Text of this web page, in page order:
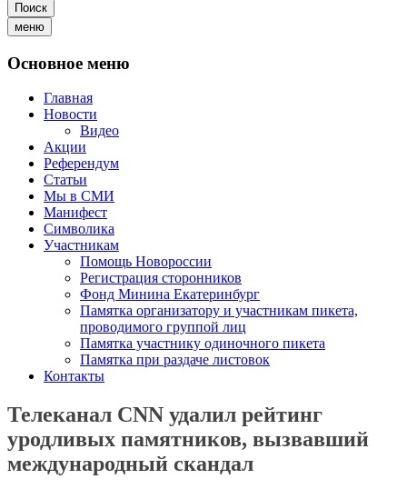
Поиск
меню
Основное меню
Главная
Новости
Видео
Акции
Референдум
Статьи
Мы в СМИ
Манифест
Символика
Участникам
Помощь Новороссии
Регистрация сторонников
Фонд Минина Екатеринбург
Памятка организатору и участникам пикета,
проводимого группой лиц
Памятка участнику одиночного пикета
Памятка при раздаче листовок
Контакты
Телеканал CNN удалил рейтинг
уродливых памятников, вызвавший
международный скандал